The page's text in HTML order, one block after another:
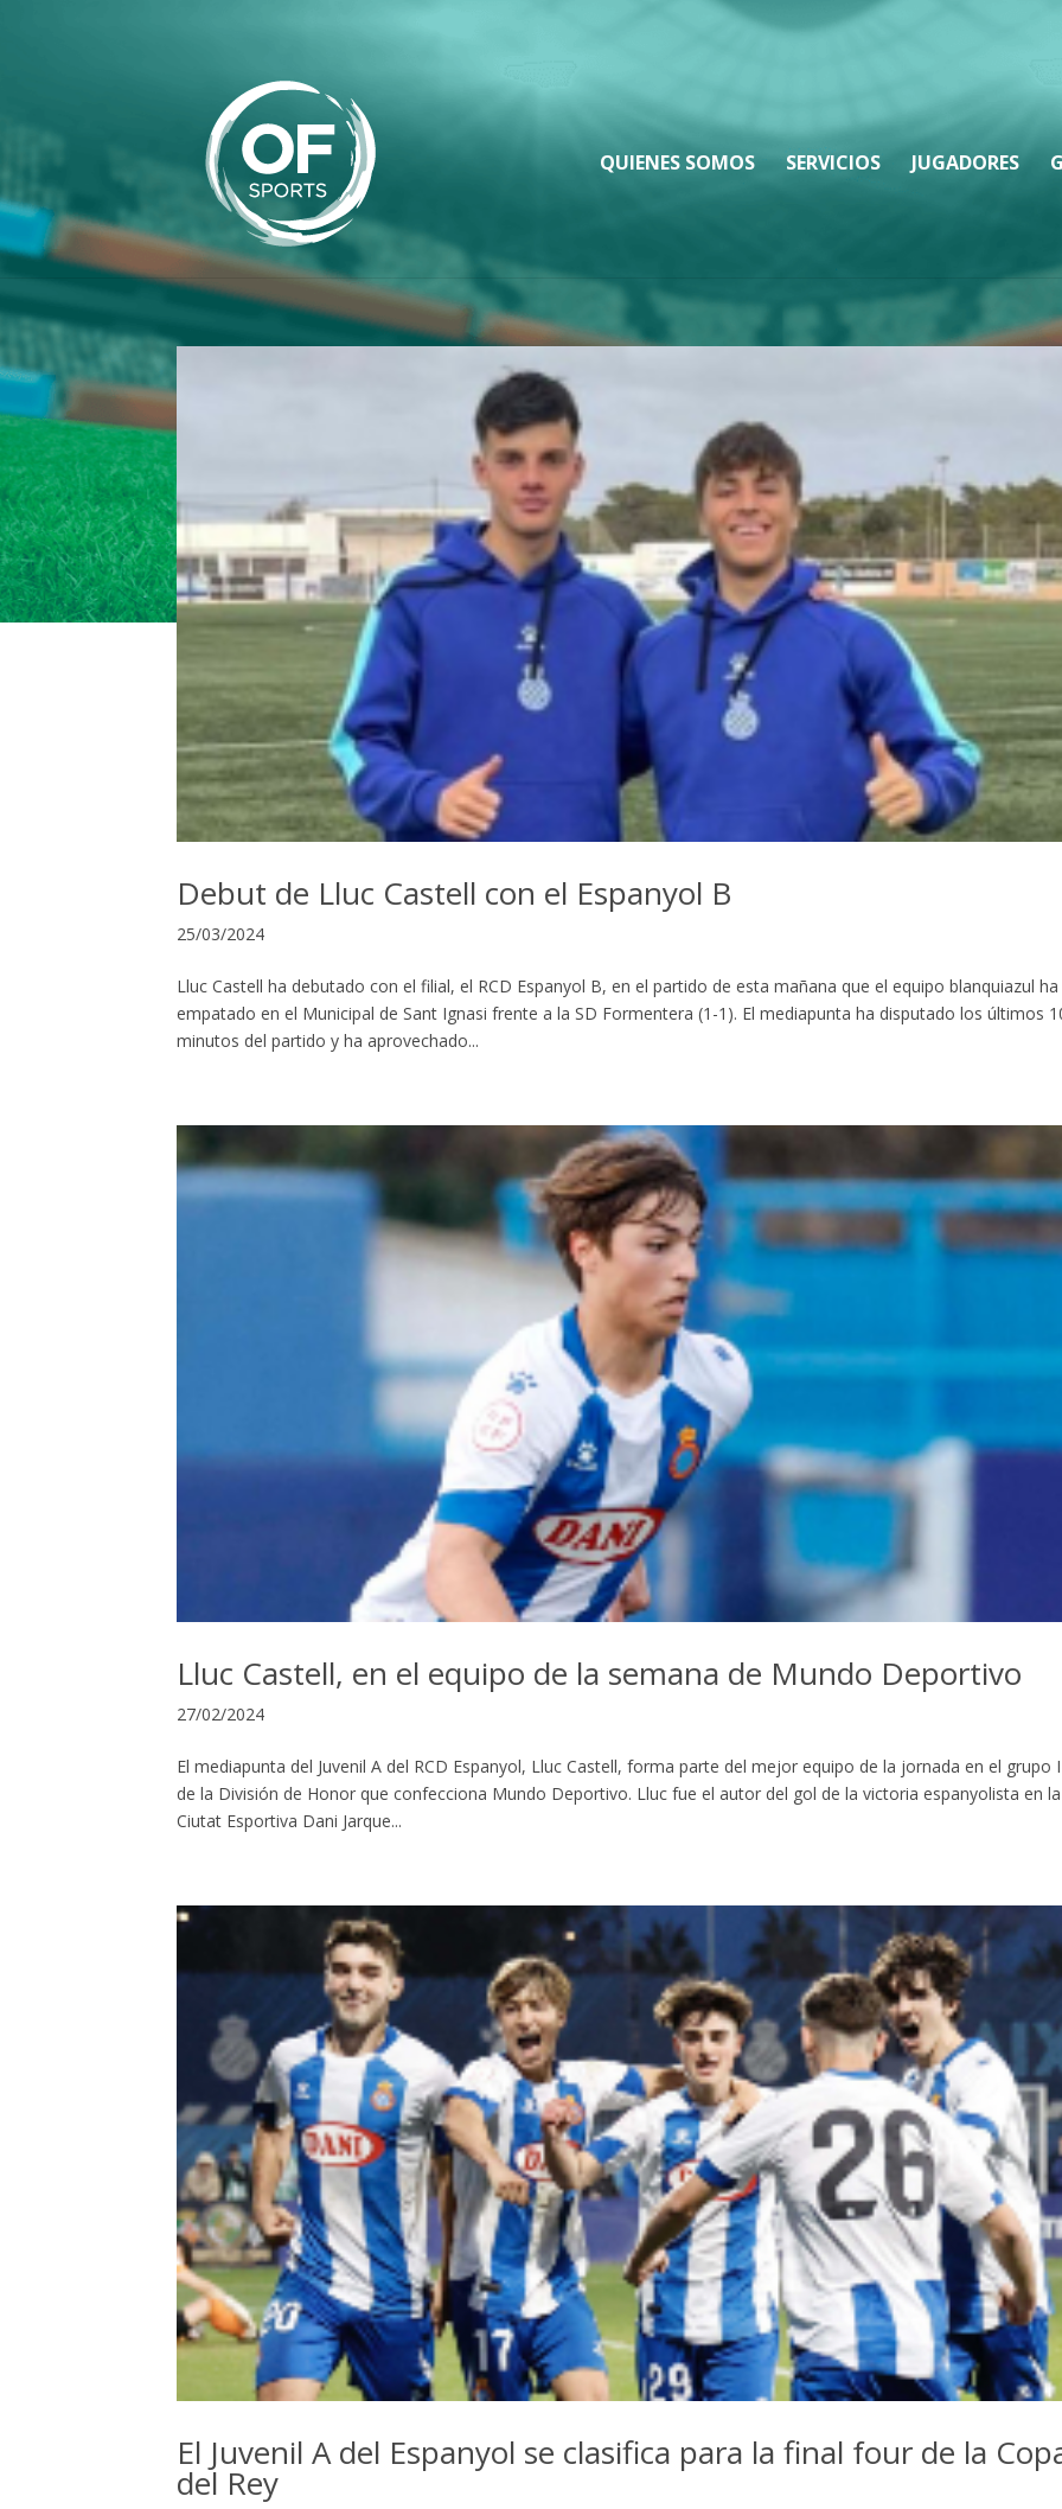
QUIENES SOMOS SERVICIOS JUGADORES
Debut de Lluc Castell con el Espanyol B
25/03/2024
Lluc Castell ha debutado con el filial, el RCD Espanyol B, en el partido de esta mañana que el equipo blanquiazul ha
empatado en el Municipal de Sant Ignasi frente a la SD Formentera (1-1). El mediapunta ha disputado los últimos
minutos del partido y ha aprovechado...
Lluc Castell, en el equipo de la semana de Mundo Deportivo
27/02/2024
El mediapunta del Juvenil A del RCD Espanyol, Lluc Castell, forma parte del mejor equipo de la jornada en el grupo
de la División de Honor que confecciona Mundo Deportivo. Lluc fue el autor del gol de la victoria espanyolista en la
Ciutat Esportiva Dani Jarque...
El Juvenil A del Espanyol se clasifica para la final four de la
del Rey